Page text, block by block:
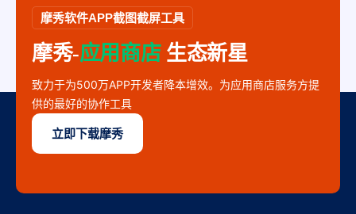
摩秀软件APP截图截屏工具
摩秀-应用商店生态新星
致力于为500万APP开发者降本增效。为应用商店服务方提
供的最好的协作工具
立即下载摩秀